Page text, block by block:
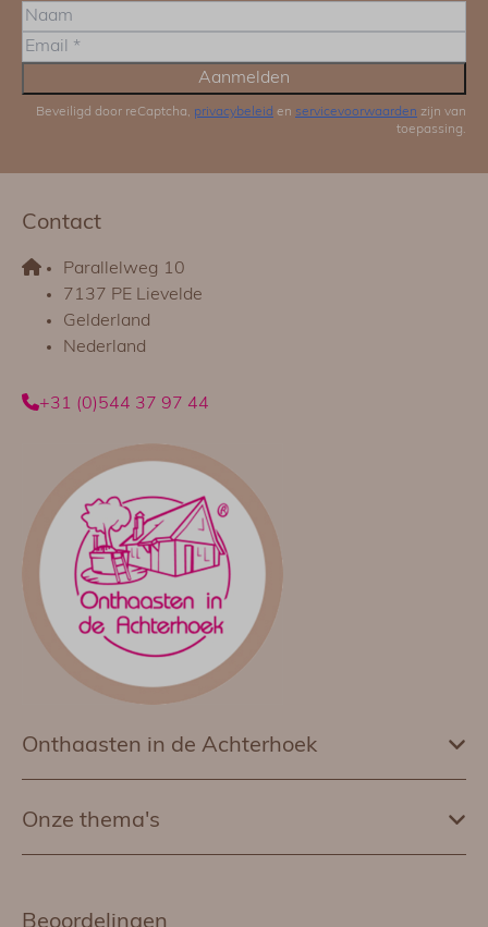
Aanmelden
Beveiligd door reCaptcha, privacybeleid en servicevoorwaarden zijn van
toepassing.
Contact
Parallelweg 10
7137 PE Lievelde
Gelderland
Nederland
+31 (0)544 37 97 44
Onthaasten in de Achterhoek
Onze thema's